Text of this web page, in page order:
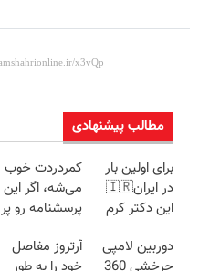
مطالب پیشنهادی
برای اولین بار
در ایران🇮🇷
این دکتر کرم
روزه ساخت!
کمردردت خوب
می‌شه، اگر این
پرسشنامه رو پر
دوربین لامپی
آرتروز مفاصل